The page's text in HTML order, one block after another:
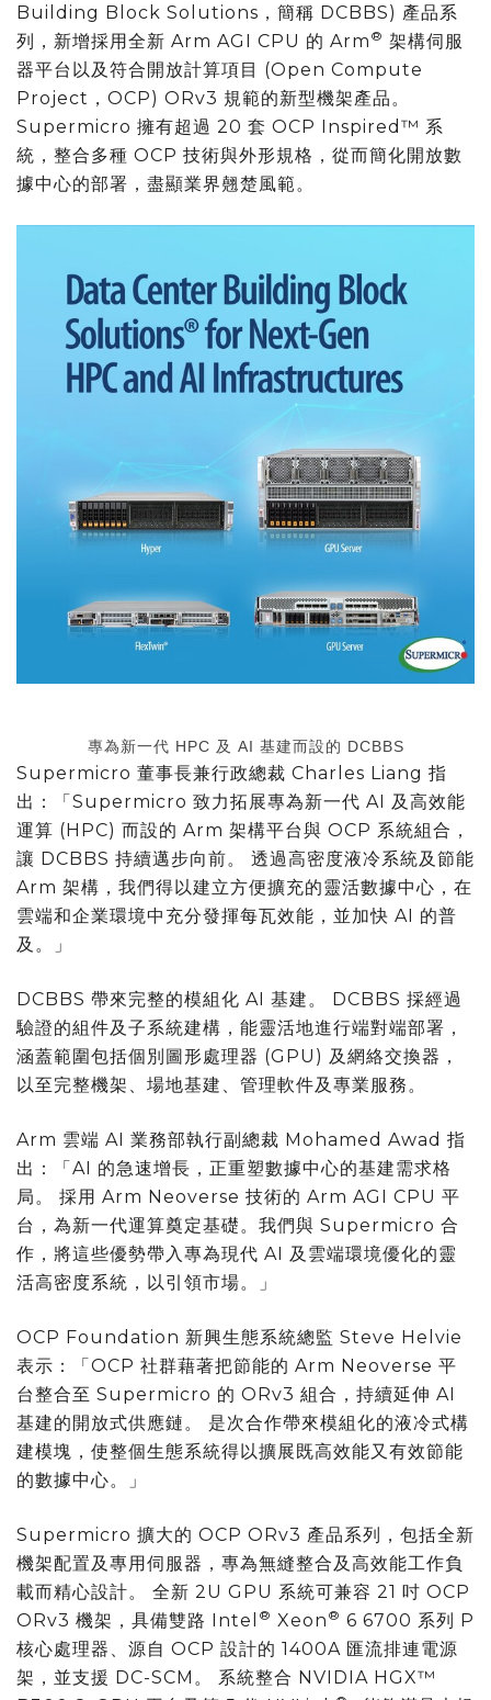
Building Block Solutions，簡稱 DCBBS) 產品系
列，新增採用全新 Arm AGI CPU 的 Arm ® 架構伺服
器平台以及符合開放計算項目 (Open Compute
Project，OCP) ORv3 規範的新型機架產品。
Supermicro 擁有超過 20 套 OCP Inspired™ 系
統，整合多種 OCP 技術與外形規格，從而簡化開放數
據中心的部署，盡顯業界翹楚風範。
專為新一代 HPC 及 AI 基建而設的 DCBBS
Supermicro 董事長兼行政總裁 Charles Liang 指
出：「Supermicro 致力拓展專為新一代 AI 及高效能
運算 (HPC) 而設的 Arm 架構平台與 OCP 系統組合，
讓 DCBBS 持續邁步向前。 透過高密度液冷系統及節能
Arm 架構，我們得以建立方便擴充的靈活數據中心，在
雲端和企業環境中充分發揮每瓦效能，並加快 AI 的普
及。」
DCBBS 帶來完整的模組化 AI 基建。 DCBBS 採經過
驗證的組件及子系統建構，能靈活地進行端對端部署，
涵蓋範圍包括個別圖形處理器 (GPU) 及網絡交換器，
以至完整機架、場地基建、管理軟件及專業服務。
Arm 雲端 AI 業務部執行副總裁 Mohamed Awad 指
出：「AI 的急速增長，正重塑數據中心的基建需求格
局。 採用 Arm Neoverse 技術的 Arm AGI CPU 平
台，為新一代運算奠定基礎。我們與 Supermicro 合
作，將這些優勢帶入專為現代 AI 及雲端環境優化的靈
活高密度系統，以引領市場。」
OCP Foundation 新興生態系統總監 Steve Helvie
表示：「OCP 社群藉著把節能的 Arm Neoverse 平
台整合至 Supermicro 的 ORv3 組合，持續延伸 AI
基建的開放式供應鏈。 是次合作帶來模組化的液冷式構
建模塊，使整個生態系統得以擴展既高效能又有效節能
的數據中心。」
Supermicro 擴大的 OCP ORv3 產品系列，包括全新
機架配置及專用伺服器，專為無縫整合及高效能工作負
載而精心設計。 全新 2U GPU 系統可兼容 21 吋 OCP
ORv3 機架，具備雙路 Intel ® Xeon ® 6 6700 系列 P
核心處理器、源自 OCP 設計的 1400A 匯流排連電源
架，並支援 DC-SCM。 系統整合 NVIDIA HGX™